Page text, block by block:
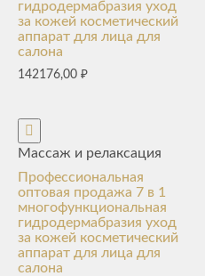
гидродермабразия уход
за кожей косметический
аппарат для лица для
салона
142176,00 ₽
Массаж и релаксация
Профессиональная
оптовая продажа 7 в 1
многофункциональная
гидродермабразия уход
за кожей косметический
аппарат для лица для
салона